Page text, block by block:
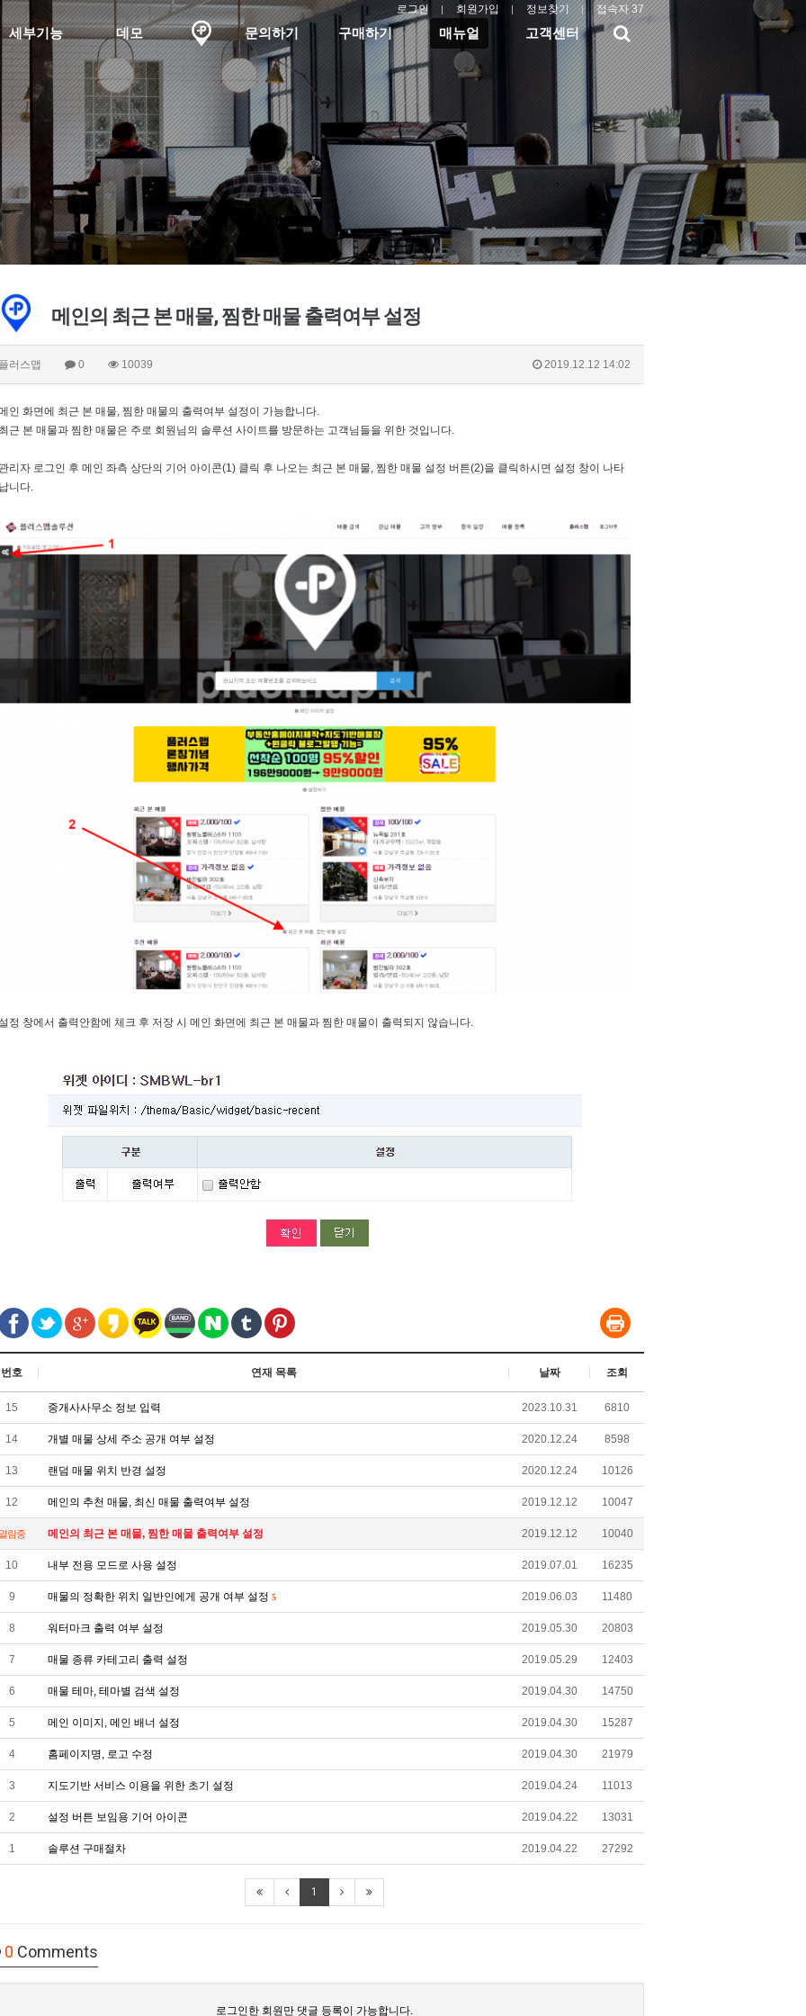
로그인 회원가입 정보찾기 접속자 37
세부기능 데모 문의하기 구매하기 매뉴얼 고객센터
검
색
메인의 최근 본 매물, 찜한 매물 출력여부 설정
러스맵 0 10039 2019.12.12 14:02
인 화면에 최근 본 매물, 찜한 매물의 출력여부 설정이 가능합니다.
근 본 매물과 찜한 매물은 주로 회원님의 솔루션 사이트를 방문하는 고객님들을 위한 것입니다.
리자 로그인 후 메인 좌측 상단의 기어 아이콘(1) 클릭 후 나오는 최근 본 매물, 찜한 매물 설정 버튼(2)을 클릭하시면 설정 창이 나타
니다.
정 창에서 출력안함에 체크 후 저장 시 메인 화면에 최근 본 매물과 찜한 매물이 출력되지 않습니다.
번호 연재 목록 날짜 조회
15 중개사사무소 정보 입력 2023.10.31 6810
14 개별 매물 상세 주소 공개 여부 설정 2020.12.24 8598
13 랜덤 매물 위치 반경 설정 2020.12.24 10126
12 메인의 추천 매물, 최신 매물 출력여부 설정 2019.12.12 10047
람중 메인의 최근 본 매물, 찜한 매물 출력여부 설정 2019.12.12 10040
10 내부 전용 모드로 사용 설정 2019.07.01 16235
9 매물의 정확한 위치 일반인에게 공개 여부 설정 5 2019.06.03 11480
8 워터마크 출력 여부 설정 2019.05.30 20803
7 매물 종류 카테고리 출력 설정 2019.05.29 12403
6 매물 테마, 테마별 검색 설정 2019.04.30 14750
5 메인 이미지, 메인 배너 설정 2019.04.30 15287
4 홈페이지명, 로고 수정 2019.04.30 21979
3 지도기반 서비스 이용을 위한 초기 설정 2019.04.24 11013
2 설정 버튼 보임용 기어 아이콘 2019.04.22 13031
1 솔루션 구매절차 2019.04.22 27292
1
0 Comments
로그인한 회원만 댓글 등록이 가능합니다.